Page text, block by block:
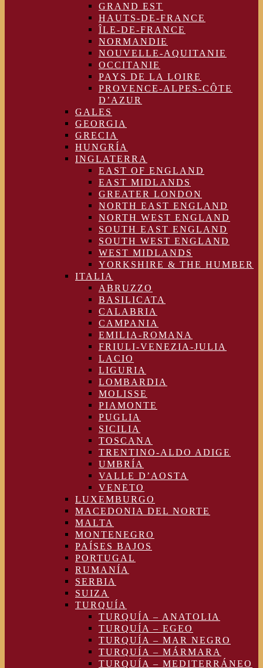
GRAND EST
HAUTS-DE-FRANCE
ÎLE-DE-FRANCE
NORMANDIE
NOUVELLE-AQUITANIE
OCCITANIE
PAYS DE LA LOIRE
PROVENCE-ALPES-CÔTE
D’AZUR
GALES
GEORGIA
GRECIA
HUNGRÍA
INGLATERRA
EAST OF ENGLAND
EAST MIDLANDS
GREATER LONDON
NORTH EAST ENGLAND
NORTH WEST ENGLAND
SOUTH EAST ENGLAND
SOUTH WEST ENGLAND
WEST MIDLANDS
YORKSHIRE & THE HUMBER
ITALIA
ABRUZZO
BASILICATA
CALABRIA
CAMPANIA
EMILIA-ROMANA
FRIULI-VENEZIA-JULIA
LACIO
LIGURIA
LOMBARDIA
MOLISSE
PIAMONTE
PUGLIA
SICILIA
TOSCANA
TRENTINO-ALDO ADIGE
UMBRÍA
VALLE D’AOSTA
VENETO
LUXEMBURGO
MACEDONIA DEL NORTE
MALTA
MONTENEGRO
PAÍSES BAJOS
PORTUGAL
RUMANÍA
SERBIA
SUIZA
TURQUÍA
TURQUÍA – ANATOLIA
TURQUÍA – EGEO
TURQUÍA – MAR NEGRO
TURQUÍA – MÁRMARA
TURQUÍA – MEDITERRÁNEO